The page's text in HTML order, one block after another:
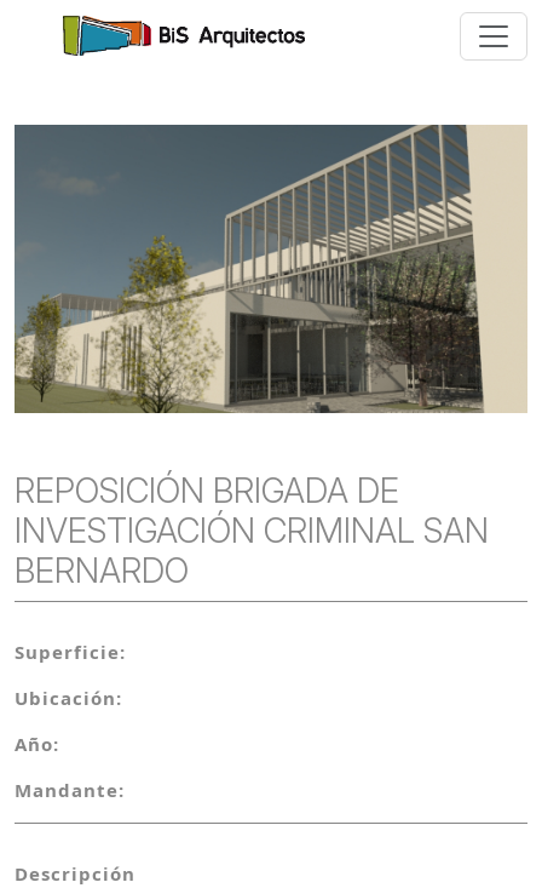
REPOSICIÓN BRIGADA DE
INVESTIGACIÓN CRIMINAL SAN
BERNARDO
Superficie:
Ubicación:
Año:
Mandante:
Descripción